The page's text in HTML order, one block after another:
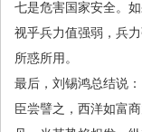
七是危害国家安全。
视乎兵力值强弱，兵
所惑所用。
最后，刘锡鸿总结说：
臣尝譬之，西洋如富